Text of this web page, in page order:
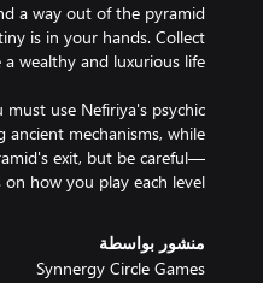
a way out of the pyramid
is in your hands. Collect
use Nefiriya's psychic
ancient mechanisms, while
exit, but be careful—
how you play each level.
منشور بواسطة
Synnergy Circle Games